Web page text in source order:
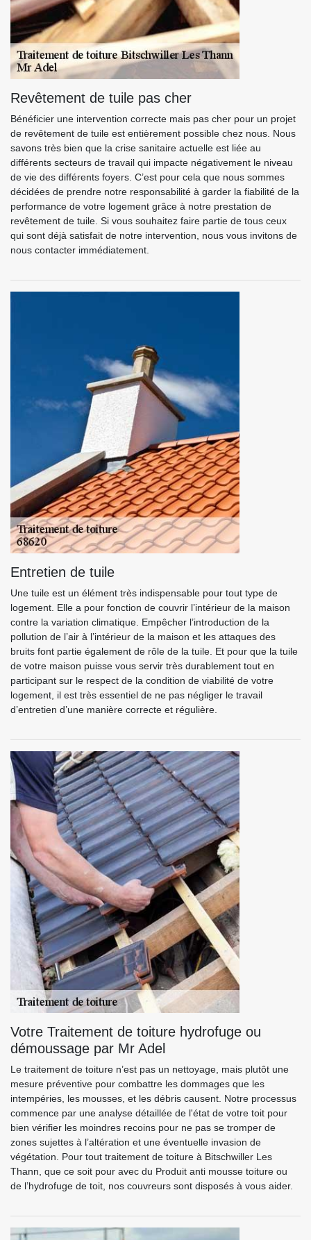
Revêtement de tuile pas cher
Bénéficier une intervention correcte mais pas cher pour un projet
de revêtement de tuile est entièrement possible chez nous. Nous
savons très bien que la crise sanitaire actuelle est liée au
différents secteurs de travail qui impacte négativement le niveau
de vie des différents foyers. C’est pour cela que nous sommes
décidées de prendre notre responsabilité à garder la fiabilité de la
performance de votre logement grâce à notre prestation de
revêtement de tuile. Si vous souhaitez faire partie de tous ceux
qui sont déjà satisfait de notre intervention, nous vous invitons de
nous contacter immédiatement.
Entretien de tuile
Une tuile est un élément très indispensable pour tout type de
logement. Elle a pour fonction de couvrir l’intérieur de la maison
contre la variation climatique. Empêcher l’introduction de la
pollution de l’air à l’intérieur de la maison et les attaques des
bruits font partie également de rôle de la tuile. Et pour que la tuile
de votre maison puisse vous servir très durablement tout en
participant sur le respect de la condition de viabilité de votre
logement, il est très essentiel de ne pas négliger le travail
d’entretien d’une manière correcte et régulière.
Votre Traitement de toiture hydrofuge ou
démoussage par Mr Adel
Le traitement de toiture n’est pas un nettoyage, mais plutôt une
mesure préventive pour combattre les dommages que les
intempéries, les mousses, et les débris causent. Notre processus
commence par une analyse détaillée de l'état de votre toit pour
bien vérifier les moindres recoins pour ne pas se tromper de
zones sujettes à l’altération et une éventuelle invasion de
végétation. Pour tout traitement de toiture à Bitschwiller Les
Thann, que ce soit pour avec du Produit anti mousse toiture ou
de l’hydrofuge de toit, nos couvreurs sont disposés à vous aider.